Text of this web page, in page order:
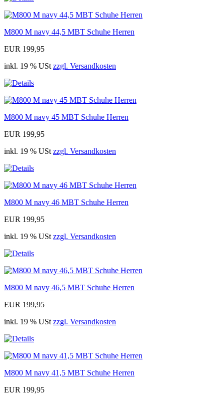
M800 M navy 44,5 MBT Schuhe Herren
EUR 199,95
inkl. 19 % USt zzgl. Versandkosten
M800 M navy 45 MBT Schuhe Herren
EUR 199,95
inkl. 19 % USt zzgl. Versandkosten
M800 M navy 46 MBT Schuhe Herren
EUR 199,95
inkl. 19 % USt zzgl. Versandkosten
M800 M navy 46,5 MBT Schuhe Herren
EUR 199,95
inkl. 19 % USt zzgl. Versandkosten
M800 M navy 41,5 MBT Schuhe Herren
EUR 199,95